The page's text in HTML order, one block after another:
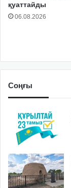
қуаттайды
06.08.2026
Соңғы